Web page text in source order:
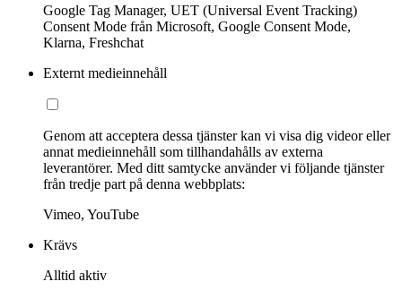
Google Tag Manager, UET (Universal Event Tracking)
Consent Mode från Microsoft, Google Consent Mode,
Klarna, Freshchat
Externt medieinnehåll
Genom att acceptera dessa tjänster kan vi visa dig videor eller
annat medieinnehåll som tillhandahålls av externa
leverantörer. Med ditt samtycke använder vi följande tjänster
från tredje part på denna webbplats:
Vimeo, YouTube
Krävs
Alltid aktiv